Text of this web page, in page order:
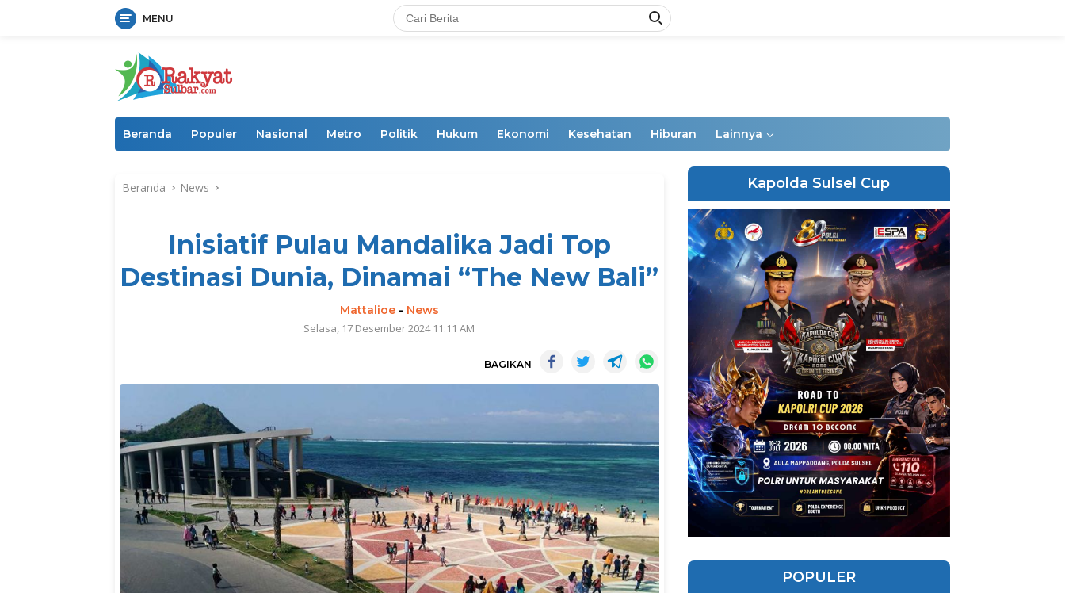
MENU
Beranda Populer Nasional Metro Politik Hukum Ekonomi Kesehatan Hiburan Lainnya
Beranda News
Inisiatif Pulau Mandalika Jadi Top
Destinasi Dunia, Dinamai “The New Bali”
Mattalioe- News
Selasa, 17 Desember 2024 11:11 AM
BAGIKAN
Kapolda Sulsel Cup
POPULER